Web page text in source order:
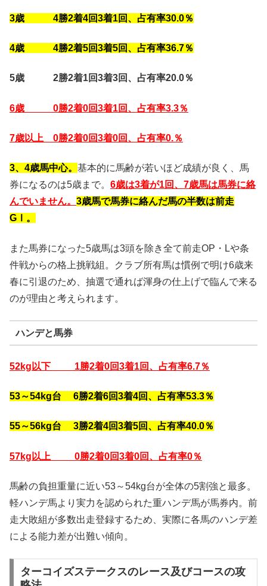
3歳 4勝2着4回3着1回、占有率30.0％
4歳 4勝2着5回3着5回、占有率36.7％
5歳 2勝2着1回3着3回、占有率20.0％
6歳 0勝2着0回3着1回、占有率3.3％
7歳以上 0勝2着0回3着0回、占有率0.％
3、4歳馬中心。 基本的に馬齢が若いほど成績が良く、馬
券になるのは5歳まで。 6歳は3着が1回、7歳馬は馬券に絡
んでいません。 3歳馬で馬券に絡んだ馬の半数は前走
GⅠ。
また馬券になった5歳馬は3頭を除き全て前走OP・Lや条
件戦からの格上挑戦組。クラブ所有馬は慣例で明け6歳来
春に引退のため、抽選で通れば渾身の仕上げで臨んで来る
のが理由と考えられます。
ハンデと馬券
52kg以下 1勝2着0回3着1回、占有率6.7％
53～54kg台 6勝2着6回3着4回、占有率53.3％
55～56kg台 3勝2着4回3着5回、占有率40.0％
57kg以上 0勝2着0回3着0回、占有率0％
馬齢の負担重量に近い53～54kg台が全体の5割強と最多。
軽ハンデ馬より実力を認められた重ハンデ馬が馬券内。前
走大敗組が多数出走登録するため、実際に各馬のハンデ差
による能力差が出難い傾向。
ターコイズステークスのレース及びコースの攻